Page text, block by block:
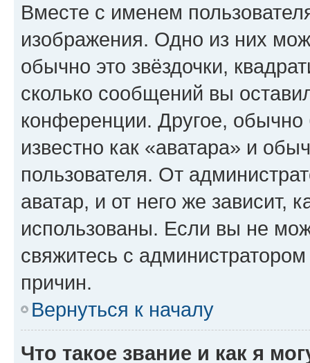
Вместе с именем
изображения. Одно из них
обычно это звёздочки,
сколько сообщений вы
конференции. Другое,
известно как «аватара» и
пользователя. От
аватар, и от него же зависит,
использованы. Если вы не
свяжитесь с
причин.
Вернуться к началу
Что такое звание и как я